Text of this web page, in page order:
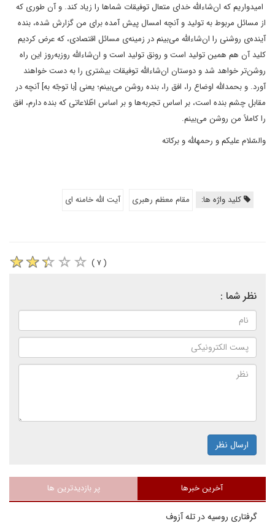
امیدواریم که ان‌شاء‌اللّه خدای متعال توفیقات شماها را زیاد کند. و آن طوری که
از مسائل مربوط به تولید و آنچه امسال پیش آمده برای من گزارش شده، بنده
آینده‌ی روشنی را ان‌شاء‌اللّه می‌بینم در زمینه‌ی مسائل اقتصادی، که عرض کردیم
کلید آن هم همین تولید است و رونق تولید است و ان‌شاء‌اللّه روزبه‌روز این راه
روشن‌تر خواهد شد و دوستان ان‌شاء‌اللّه توفیقات بیشتری را به دست خواهند
آورد. و بحمداللّه اوضاع را، افق را، بنده روشن می‌بینم؛ یعنی [با توجّه به] آنچه در
مقابل چشم بنده است، بر اساس تجربه‌ها و بر اساس اطّلاعاتی که بنده دارم، افق
را کاملاً من روشن می‌بینم.
والسّلام علیکم و رحمهاللّه و برکاته
کلید واژه ها: مقام معظم رهبری آیت الله خامنه ای
( ۷ )
نظر شما :
ارسال نظر
آخرین خبرها پر بازدیدترین ها
گرفتاری روسیه در تله آزوف